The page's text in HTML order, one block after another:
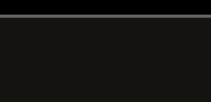
480p